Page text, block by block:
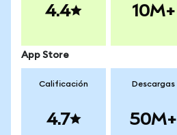
4.4 10M+
App Store
Calificación
4.7
Descargas
50M+